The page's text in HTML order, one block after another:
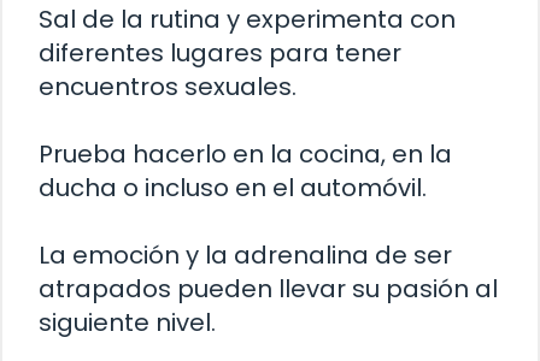
Sal de la rutina y experimenta con
diferentes lugares para tener
encuentros sexuales.
Prueba hacerlo en la cocina, en la
ducha o incluso en el automóvil.
La emoción y la adrenalina de ser
atrapados pueden llevar su pasión al
siguiente nivel.